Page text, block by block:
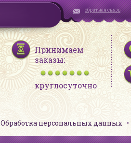
обратная связь
Принимаем
заказы:
круглосуточно
Обработка персональных данных